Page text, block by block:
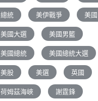
總統 美伊戰爭 美國
美國大選 美國男籃
美國總統 美國總統大選
美股 美選 英國
荷姆茲海峽 謝霆鋒